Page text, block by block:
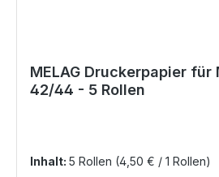
MELAG Druckerpapier für
42/44 - 5 Rollen
Inhalt: 5 Rollen (4,50 € / 1 Rollen)